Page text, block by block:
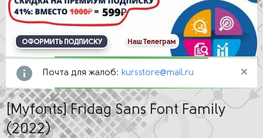
ОФОРМИТЬ ПОДПИСКУ Наш Телеграм
Почта для жалоб: kursstore@mail.ru
[Myfonts] Fridag Sans Font Family
(2022)